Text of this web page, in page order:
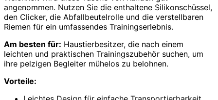
angenommen. Nutzen Sie die enthaltene Silikonschüssel,
den Clicker, die Abfallbeutelrolle und die verstellbaren
Riemen für ein umfassendes Trainingserlebnis.
Am besten für: Haustierbesitzer, die nach einem
leichten und praktischen Trainingszubehör suchen, um
ihre pelzigen Begleiter mühelos zu belohnen.
Vorteile: